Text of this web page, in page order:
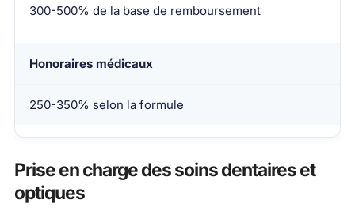
300-500% de la base de remboursement
Honoraires médicaux
250-350% selon la formule
Prise en charge des soins dentaires et
optiques